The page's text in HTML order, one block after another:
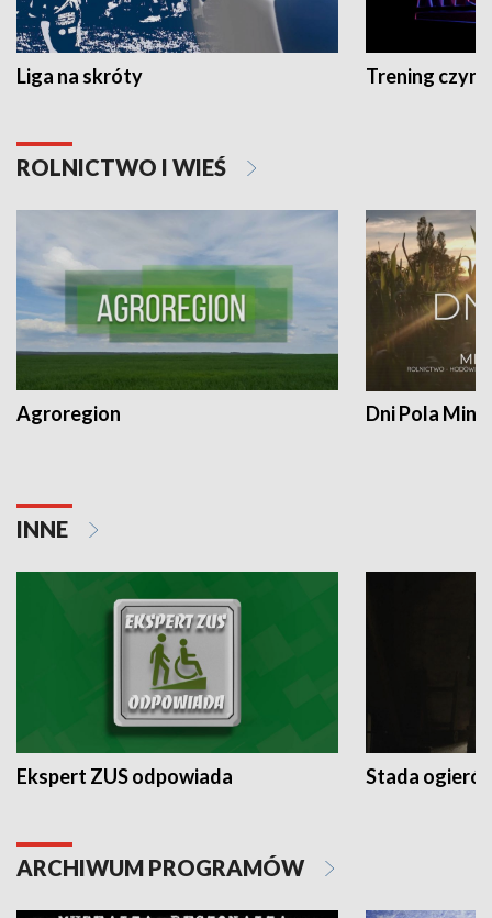
Liga na skróty Trening czyni
ROLNICTWO I WIEŚ
Agroregion Dni Pola
INNE
Ekspert ZUS odpowiada Stada
ARCHIWUM PROGRAMÓW